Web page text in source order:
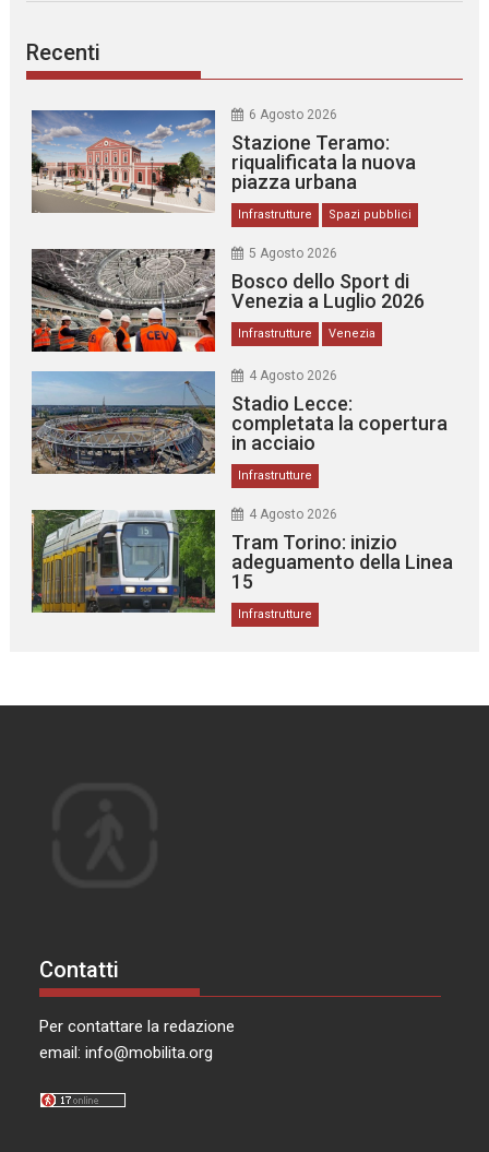
Recenti
6 Agosto 2026
Stazione Teramo:
riqualificata la nuova
piazza urbana
Infrastrutture Spazi pubblici
5 Agosto 2026
Bosco dello Sport di
Venezia a Luglio 2026
Infrastrutture Venezia
4 Agosto 2026
Stadio Lecce:
completata la copertura
in acciaio
Infrastrutture
4 Agosto 2026
Tram Torino: inizio
adeguamento della Linea
15
Infrastrutture
Contatti
Per contattare la redazione
email:info@mobilita.org